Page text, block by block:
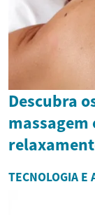
Descubra
massagem
TECNOLOGIA E